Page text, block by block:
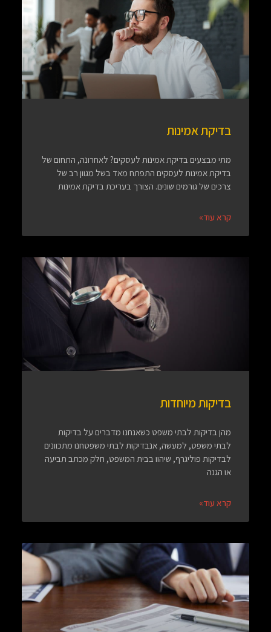
בדיקת אמינות
מתי מבצעים בדיקת אמינות לעסקים? לאחרונה, התחום של
בדיקת אמינות לעסקים התפתח מאד בשל מגוון רב של
צרכים של גורמים שונים. הצורך בעריכת בדיקת אמינות
קרא עוד»
בדיקות מיוחדות
מהן בדיקות לבתי משפט כשאנחנו מדברים על בדיקות
לבתי משפט, למעשה, אנבדיקות לבתי משפטחנו מתכוונים
לבדיקות פוליגרף, שיהוו בבית המשפט, חלק מכתב תביעה
או הגנה
קרא עוד»